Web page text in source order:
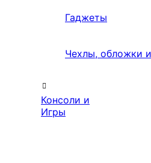
Гаджеты
Чехлы, обложки
Консоли и
Игры